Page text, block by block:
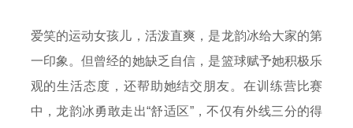
爱笑的运动女孩儿，活泼直爽，是龙韵冰给大家的第
一印象。但曾经的她缺乏自信，是篮球赋予她积极乐
观的生活态度，还帮助她结交朋友。在训练营比赛
中，龙韵冰勇敢走出“舒适区”，不仅有外线三分的得